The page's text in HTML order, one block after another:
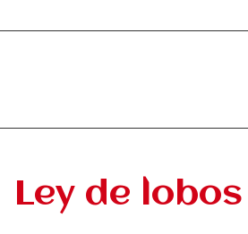
Ley de lobos